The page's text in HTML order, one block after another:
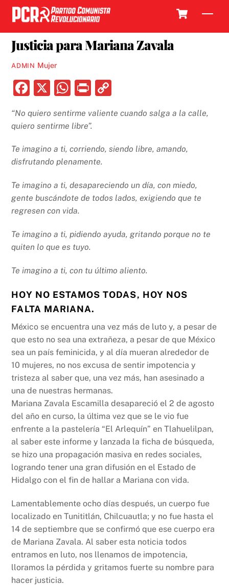
Skip
content
Justicia para Mariana Zavala
ADMIN Mujer
F
c
b
o
o
k
X
W
at
A
p
p
P
nt p
Li
k
“No quiero sentirme valiente cuando salga a la calle,
quiero sentirme libre”.
Te imagino a ti, corriendo, siendo libre, amando,
disfrutando plenamente.
Te imagino a ti, desapareciendo un día, con miedo,
gente buscándote de todos lados, exigiendo que te
regresen con vida.
Te imagino a ti, pidiendo ayuda, gritando porque no te
quiten lo que es tuyo.
Te imagino a ti, con tu último aliento.
HOY NO ESTAMOS TODAS, HOY NOS
FALTA MARIANA.
México se encuentra una vez más de luto y, a pesar de
que esto no sea una extrañeza, a pesar de que México
sea un país feminicida, y al día mueran alrededor de
10 mujeres, no nos excusa de sentir impotencia y
tristeza al saber que, una vez más, han asesinado a
una de nuestras hermanas.
Mariana Zavala Escamilla desapareció el 2 de agosto
del año en curso, la última vez que se le vio fue
enfrente a la pastelería “El Arlequín” en Tlahuelilpan,
al saber este informe y lanzada la ficha de búsqueda,
se hizo una propagación masiva en redes sociales,
logrando tener una gran difusión en el Estado de
Hidalgo con el fin de hallar a Mariana con vida.
Lamentablemente ocho días después, un cuerpo fue
localizado en Tunititlán, Chilcuautla; y no fue hasta el
14 de septiembre que se confirmó que ese cuerpo era
de Mariana Zavala. Al saber esta noticia todos
entramos en luto, nos llenamos de impotencia,
lloramos la pérdida y gritamos fuerte su nombre para
hacer justicia.